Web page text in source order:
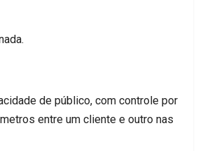
de público, com controle por
entre um cliente e outro nas